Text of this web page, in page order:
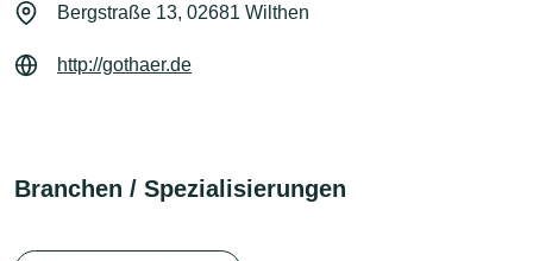
Bergstraße 13, 02681 Wilthen
http://gothaer.de
Branchen / Spezialisierungen